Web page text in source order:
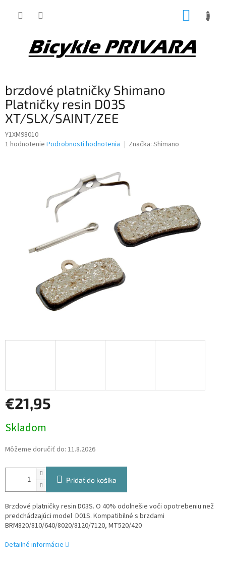
brzdové platničky Shimano
Platničky resin D03S
XT/SLX/SAINT/ZEE
Y1XM98010
Priemerné
1 hodnotenie Podrobnosti hodnotenia Značka: Shimano
€21,95
cena:
Skladom
Môžeme doručiť do: 11.8.2026
Pridať do košíka
Brzdové platničky resin D03S. O 40% odolnešie voči opotrebeniu než
predchádzajúci model D01S. Kompatibilné s brzdami
BRM820/810/640/8020/8120/7120, MT520/420
Detailné informácie